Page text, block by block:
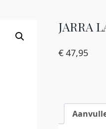
JARRA
€ 47,95